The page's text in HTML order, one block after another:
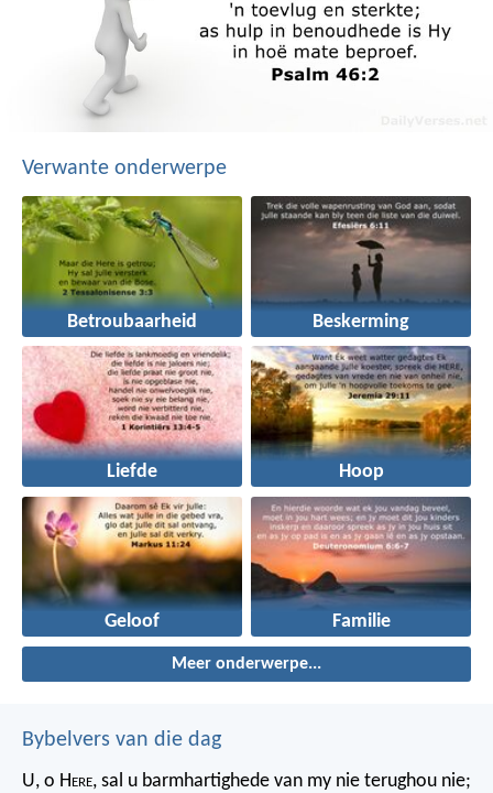
Verwante onderwerpe
Betroubaarheid Beskerming
Liefde Hoop
Geloof Familie
Meer onderwerpe...
Bybelvers van die dag
U, o Here, sal u barmhartighede van my nie terughou nie;